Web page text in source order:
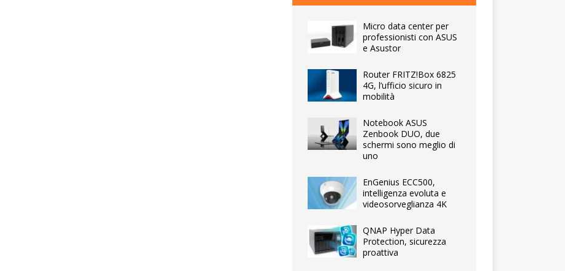
Micro data center per
professionisti con ASUS
e Asustor
Router FRITZ!Box 6825
4G, l’ufficio sicuro in
mobilità
Notebook ASUS
Zenbook DUO, due
schermi sono meglio di
uno
EnGenius ECC500,
intelligenza evoluta e
videosorveglianza 4K
QNAP Hyper Data
Protection, sicurezza
proattiva